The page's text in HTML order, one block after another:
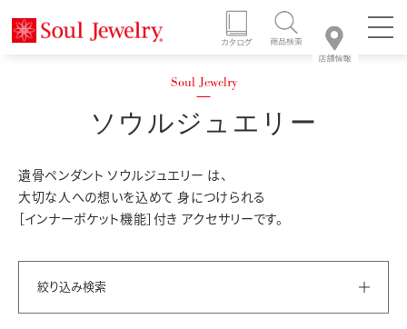
ソウルジュエリー
遺骨ペンダント ソウルジュエリー は、
大切な人への想いを込めて 身につけられる
［インナーポケット機能］付き アクセサリーです。
絞り込み検索